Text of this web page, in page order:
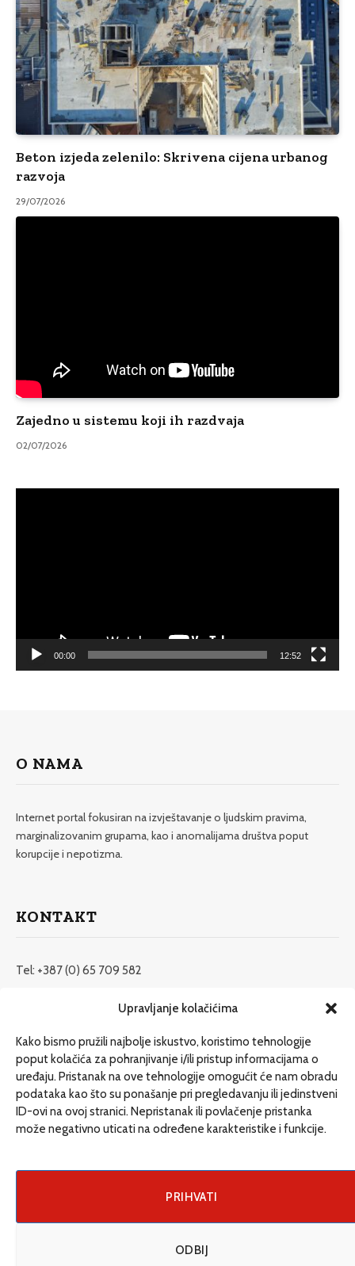
Upravljanje kolačićima
Kako bismo pružili najbolje iskustvo, koristimo tehnologije
poput kolačića za pohranjivanje i/ili pristup informacijama o
uređaju. Pristanak na ove tehnologije omogućit će nam obradu
podataka kao što su ponašanje pri pregledavanju ili jedinstveni
ID-ovi na ovoj stranici. Nepristanak ili povlačenje pristanka
može negativno uticati na određene karakteristike i funkcije.
PRIHVATI
ODBIJ
Beton izjeda zelenilo: Skrivena cijena urbanog
razvoja
29/07/2026
Zajedno u sistemu koji ih razdvaja
02/07/2026
00:00 12:52
O NAMA
Internet portal fokusiran na izvještavanje o ljudskim pravima,
marginalizovanim grupama, kao i anomalijama društva poput
korupcije i nepotizma.
KONTAKT
Tel: +387 (0) 65 709 582
redakcija@etrafika.net
Dosije
Drugi pišu
Društvo